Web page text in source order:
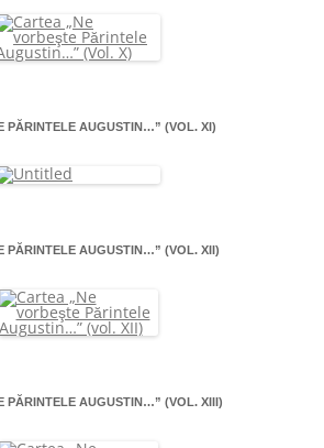
PĂRINTELE AUGUSTIN…” (VOL. XI)
PĂRINTELE AUGUSTIN…” (VOL. XII)
PĂRINTELE AUGUSTIN…” (VOL. XIII)